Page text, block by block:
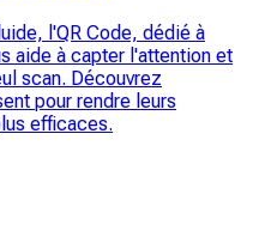
l'QR Code, dédié à
aide à capter l'attention et
scan. Découvrez
pour rendre leurs
efficaces.